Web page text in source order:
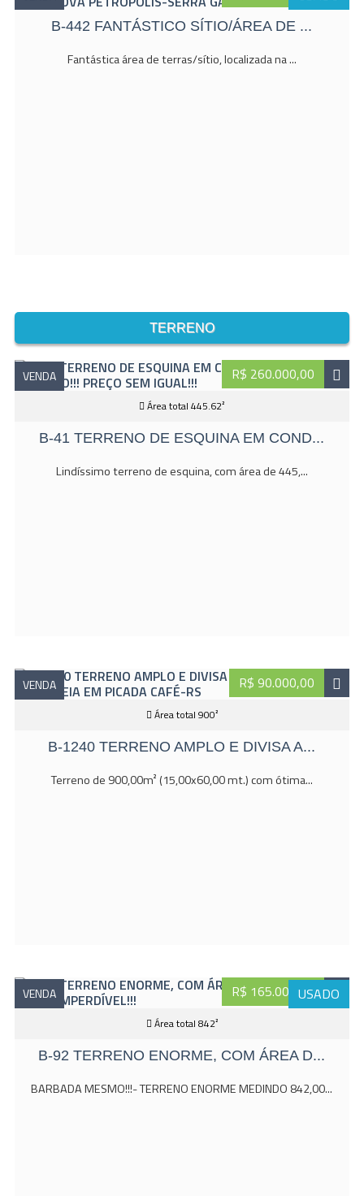
B-442 FANTÁSTICO SÍTIO/ÁREA DE ...
Fantástica área de terras/sítio, localizada na ...
TERRENO
R$ 260.000,00
VENDA
Área total 445.62²
B-41 TERRENO DE ESQUINA EM COND...
Lindíssimo terreno de esquina, com área de 445,...
R$ 90.000,00
VENDA
Área total 900²
B-1240 TERRENO AMPLO E DIVISA A...
Terreno de 900,00m² (15,00x60,00 mt.) com ótima...
USADO
R$ 165.000,00
VENDA
Área total 842²
B-92 TERRENO ENORME, COM ÁREA D...
BARBADA MESMO!!!- TERRENO ENORME MEDINDO 842,00...